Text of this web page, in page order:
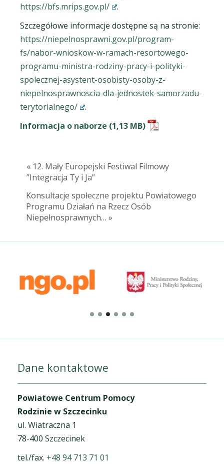
https://bfs.mrips.gov.pl/
.
Szczegółowe informacje dostępne są na stronie:
https://niepelnosprawni.gov.pl/program-
fs/nabor-wnioskow-w-ramach-resortowego-
programu-ministra-rodziny-pracy-i-polityki-
spolecznej-asystent-osobisty-osoby-z-
niepelnosprawnoscia-dla-jednostek-samorzadu-
terytorialnego/
.
Informacja o naborze
« 12. Mały Europejski Festiwal Filmowy
”Integracja Ty i Ja”
Konsultacje społeczne projektu Powiatowego
Programu Działań na Rzecz Osób
Niepełnosprawnych… »
Dane kontaktowe
Powiatowe Centrum Pomocy
Rodzinie w Szczecinku
ul. Wiatraczna 1
78-400 Szczecinek
tel./fax. +48 94 713 71 01